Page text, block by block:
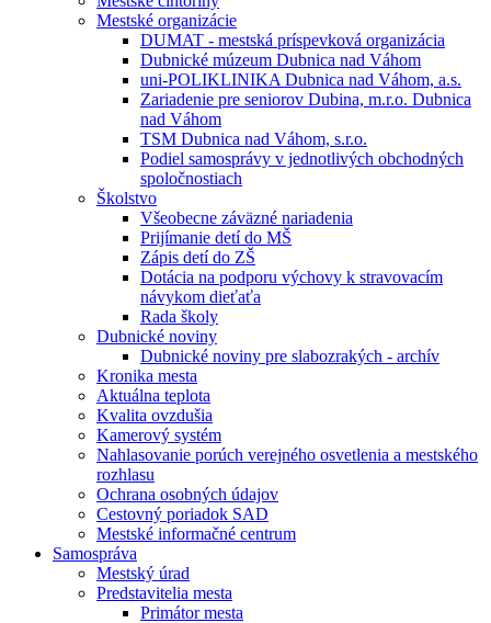
Mestské organizácie
DUMAT - mestská príspevková organizácia
Dubnické múzeum Dubnica nad Váhom
uni-POLIKLINIKA Dubnica nad Váhom, a.s.
Zariadenie pre seniorov Dubina, m.r.o. Dubnica
nad Váhom
TSM Dubnica nad Váhom, s.r.o.
Podiel samosprávy v jednotlivých obchodných
spoločnostiach
Školstvo
Všeobecne záväzné nariadenia
Prijímanie detí do MŠ
Zápis detí do ZŠ
Dotácia na podporu výchovy k stravovacím
návykom dieťaťa
Rada školy
Dubnické noviny
Dubnické noviny pre slabozrakých - archív
Kronika mesta
Aktuálna teplota
Kvalita ovzdušia
Kamerový systém
Nahlasovanie porúch verejného osvetlenia a mestského
rozhlasu
Ochrana osobných údajov
Cestovný poriadok SAD
Mestské informačné centrum
Samospráva
Mestský úrad
Predstavitelia mesta
Primátor mesta